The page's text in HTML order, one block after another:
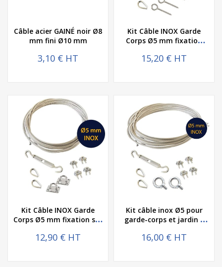
Câble acier GAINÉ noir Ø8
mm fini Ø10 mm
3,10 € HT
Kit Câble INOX Garde
Corps Ø5 mm fixation
15,20 € HT
Kit Câble INOX Garde
Corps Ø5 mm fixation sur
12,90 € HT
Kit câble inox Ø5 pour
garde-corps et jardin –
16,00 € HT